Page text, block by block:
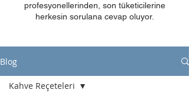
profesyonellerinden, son tüketicilerine
herkesin sorulana cevap oluyor.
Blog
Kahve Reçeteleri